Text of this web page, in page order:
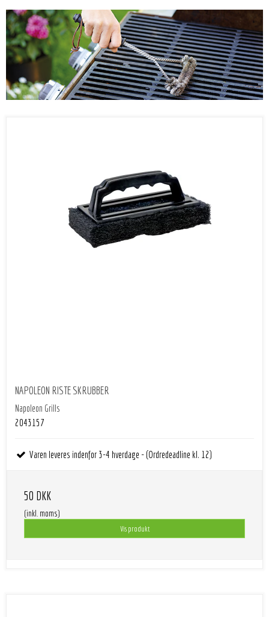
NAPOLEON RISTE SKRUBBER
Napoleon Grills
2043157
Varen leveres indenfor 3-4 hverdage - (Ordredeadline kl. 12)
50 DKK
(inkl. moms)
Vis produkt